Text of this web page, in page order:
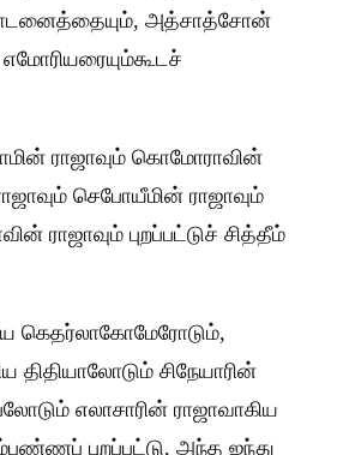
அத்சாத்சோன்
எமோரியரையும்கூடச்
ராஜாவும் கொமோராவின்
செபோயீமின் ராஜாவும்
ராஜாவும் புறப்பட்டுச் சித்தீம்
கெதர்லாகோமேரோடும்,
திதியாலோடும் சிநேயாரின்
எலாசாரின் ராஜாவாகிய
புறப்பட்டு, அந்த ஐந்து